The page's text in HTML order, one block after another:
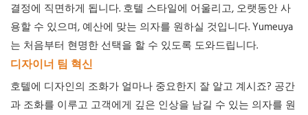
결정에 직면하게 됩니다. 호텔 스타일에 어울리고, 오랫동안 사
용할 수 있으며, 예산에 맞는 의자를 원하실 것입니다. Yumeuya
는 처음부터 현명한 선택을 할 수 있도록 도와드립니다.
디자이너 팀 혁신
호텔에 디자인의 조화가 얼마나 중요한지 잘 알고 계시죠? 공간
과 조화를 이루고 고객에게 깊은 인상을 남길 수 있는 의자를 원